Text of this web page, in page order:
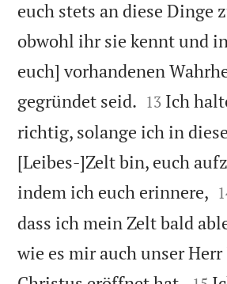
euch stets an diese Dinge
obwohl ihr sie kennt und
euch] vorhandenen
gegründet seid. 

13 Ich
richtig, solange ich in
[Leibes-]Zelt bin, euch
indem ich euch erinnere, 
dass ich mein Zelt bald
wie es mir auch unser Herr